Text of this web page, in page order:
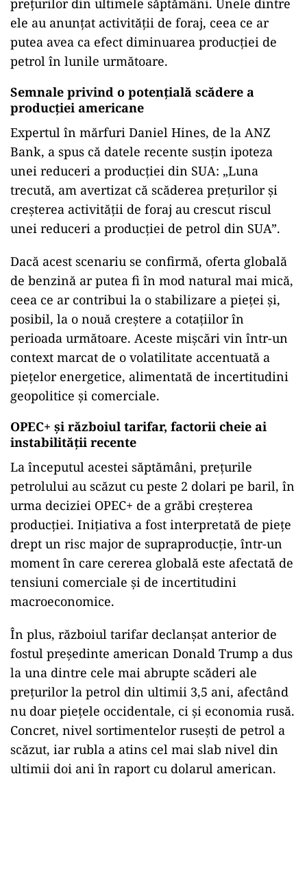
prețurilor din ultimele săptămâni. Unele dintre
ele au anunțat activității de foraj, ceea ce ar
putea avea ca efect diminuarea producției de
petrol în lunile următoare.
Semnale privind o potențială scădere a
producției americane
Expertul în mărfuri Daniel Hines, de la ANZ
Bank, a spus că datele recente susțin ipoteza
unei reduceri a producției din SUA: „Luna
trecută, am avertizat că scăderea prețurilor și
creșterea activității de foraj au crescut riscul
unei reduceri a producției de petrol din SUA”.
Dacă acest scenariu se confirmă, oferta globală
de benzină ar putea fi în mod natural mai mică,
ceea ce ar contribui la o stabilizare a pieței și,
posibil, la o nouă creștere a cotațiilor în
perioada următoare. Aceste mișcări vin într-un
context marcat de o volatilitate accentuată a
piețelor energetice, alimentată de incertitudini
geopolitice și comerciale.
OPEC+ și războiul tarifar, factorii cheie ai
instabilității recente
La începutul acestei săptămâni, prețurile
petrolului au scăzut cu peste 2 dolari pe baril, în
urma deciziei OPEC+ de a grăbi creșterea
producției. Inițiativa a fost interpretată de piețe
drept un risc major de supraproducție, într-un
moment în care cererea globală este afectată de
tensiuni comerciale și de incertitudini
macroeconomice.
În plus, războiul tarifar declanșat anterior de
fostul președinte american Donald Trump a dus
la una dintre cele mai abrupte scăderi ale
prețurilor la petrol din ultimii 3,5 ani, afectând
nu doar piețele occidentale, ci și economia rusă.
Concret, nivel sortimentelor rusești de petrol a
scăzut, iar rubla a atins cel mai slab nivel din
ultimii doi ani în raport cu dolarul american.